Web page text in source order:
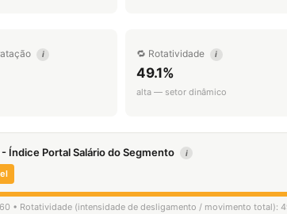
i 🔁 Rotatividade i
49.1%
alta — setor dinâmico
- Índice Portal Salário do Segmento i
• Rotatividade (intensidade de desligamento / movimento total):